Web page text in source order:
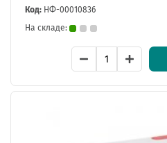
Код: НФ-00010836
На складе: